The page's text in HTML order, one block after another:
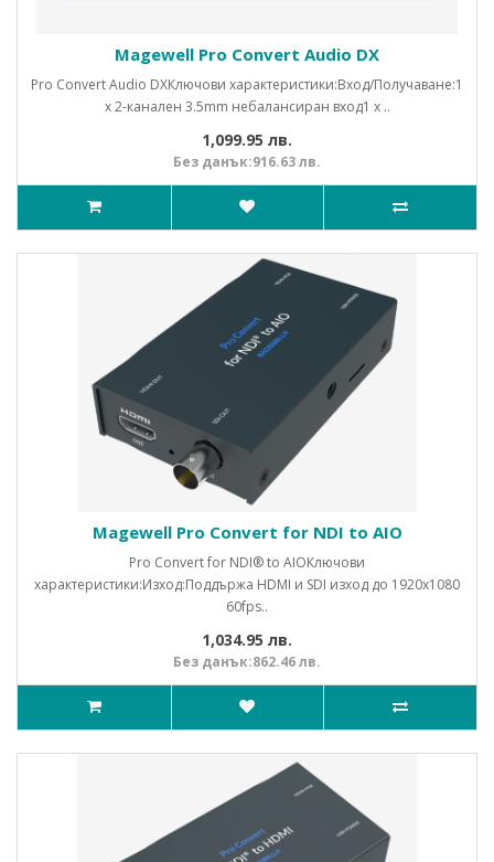
Magewell Pro Convert Audio DX
Pro Convert Audio DXКлючови характеристики:Вход/Получаване:1
x 2-канален 3.5mm небалансиран вход1 x ..
1,099.95 лв.
Без данък:916.63 лв.
Magewell Pro Convert for NDI to AIO
Pro Convert for NDI® to AIOКлючови
характеристики:Изход:Поддържа HDMI и SDI изход до 1920x1080
60fps..
1,034.95 лв.
Без данък:862.46 лв.